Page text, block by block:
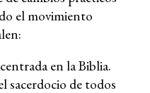
el movimiento
en la Biblia.
sacerdocio de todos